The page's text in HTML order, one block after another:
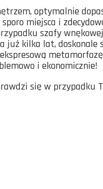
optymalnie
miejsca i
szafy
kilka lat, doskonale
i ekonomicznie!
się w przypadku